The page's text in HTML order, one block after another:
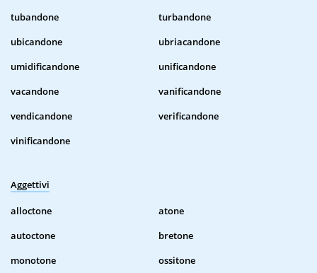
tubandone
turbandone
ubicandone
ubriacandone
umidificandone
unificandone
vacandone
vanificandone
vendicandone
verificandone
vinificandone
Aggettivi
alloctone
atone
autoctone
bretone
monotone
ossitone